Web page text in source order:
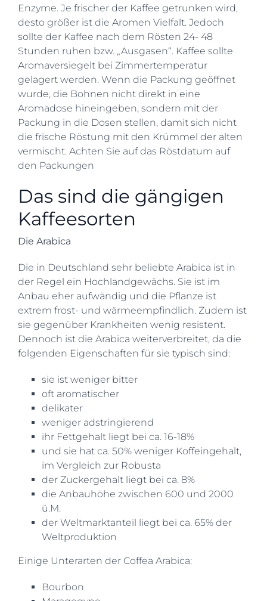
Enzyme. Je frischer der Kaffee getrunken wird,
desto größer ist die Aromen Vielfalt. Jedoch
sollte der Kaffee nach dem Rösten 24- 48
Stunden ruhen bzw. „Ausgasen“. Kaffee sollte
Aromaversiegelt bei Zimmertemperatur
gelagert werden. Wenn die Packung geöffnet
wurde, die Bohnen nicht direkt in eine
Aromadose hineingeben, sondern mit der
Packung in die Dosen stellen, damit sich nicht
die frische Röstung mit den Krümmel der alten
vermischt. Achten Sie auf das Röstdatum auf
den Packungen
Das sind die gängigen
Kaffeesorten
Die Arabica
Die in Deutschland sehr beliebte Arabica ist in
der Regel ein Hochlandgewächs. Sie ist im
Anbau eher aufwändig und die Pflanze ist
extrem frost- und wärmeempfindlich. Zudem ist
sie gegenüber Krankheiten wenig resistent.
Dennoch ist die Arabica weiterverbreitet, da die
folgenden Eigenschaften für sie typisch sind:
sie ist weniger bitter
oft aromatischer
delikater
weniger adstringierend
ihr Fettgehalt liegt bei ca. 16-18%
und sie hat ca. 50% weniger Koffeingehalt,
im Vergleich zur Robusta
der Zuckergehalt liegt bei ca. 8%
die Anbauhöhe zwischen 600 und 2000
ü.M.
der Weltmarktanteil liegt bei ca. 65% der
Weltproduktion
Einige Unterarten der Coffea Arabica:
Bourbon